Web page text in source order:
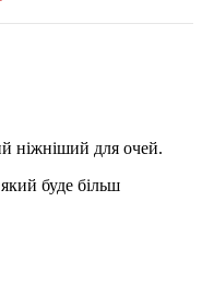
ніжніший для очей.
буде більш